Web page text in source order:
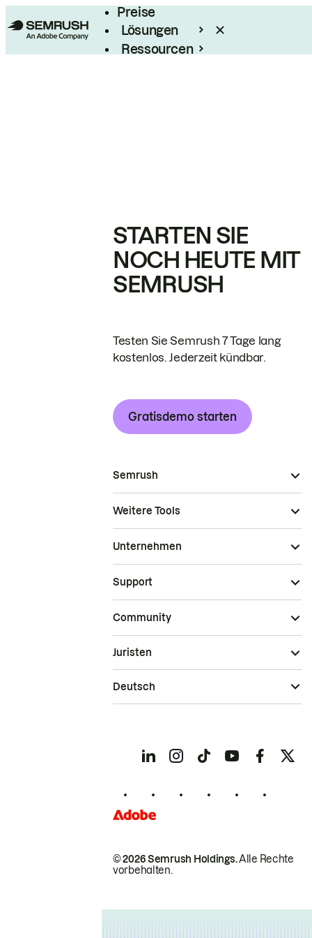
Preise
Lösungen
Ressourcen
STARTEN SIE
NOCH HEUTE MIT
SEMRUSH
Testen Sie Semrush 7 Tage lang
kostenlos. Jederzeit kündbar.
Gratisdemo starten
Semrush
Weitere Tools
Unternehmen
Support
Community
© 2026 Semrush Holdings.Alle Rechte
vorbehalten.
Juristen
Deutsch